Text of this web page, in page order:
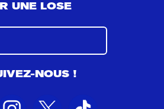
UNE LOSE
s
l
a
NOUS !